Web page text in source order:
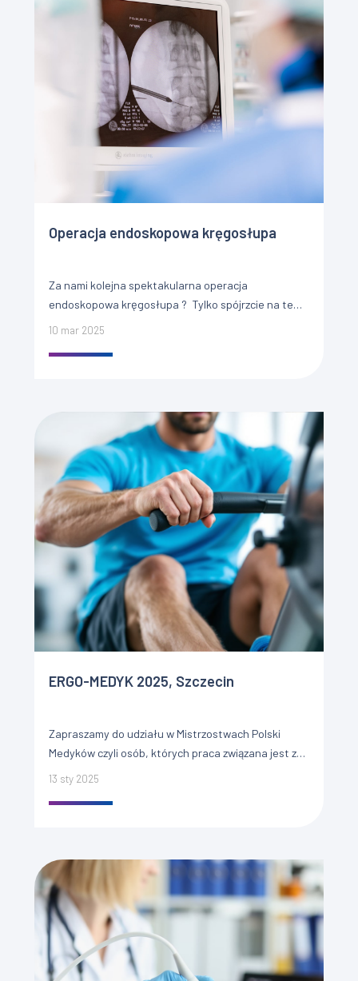
Operacja endoskopowa kręgosłupa
Za nami kolejna spektakularna operacja
endoskopowa kręgosłupa ? Tylko spójrzcie na te
zdjęcia ?? ?? U naszego Pacjenta zdiagnozowano
10 mar 2025
ERGO-MEDYK 2025, Szczecin
Zapraszamy do udziału w Mistrzostwach Polski
Medyków czyli osób, których praca związana jest z
leczeniem ERGO-MEDYK 2025. Organizatorami
13 sty 2025